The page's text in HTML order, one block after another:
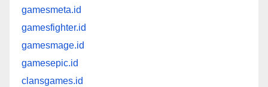
gamesmeta.id
gamesfighter.id
gamesmage.id
gamesepic.id
clansgames.id